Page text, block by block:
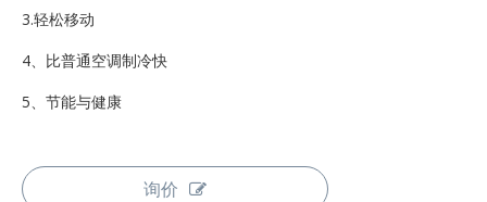
3.轻松移动
4、比普通空调制冷快
5、节能与健康
询价